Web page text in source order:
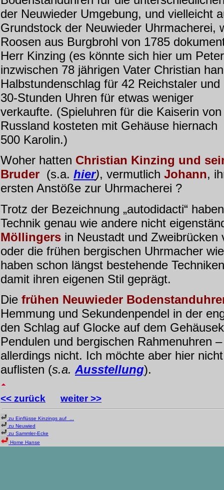
der Neuwieder Umgebung, und vielleicht
Grundstock der Neuwieder Uhrmacherei,
Roosen aus Burgbrohl von 1785
Herr Kinzing (es könnte sich hier um
inzwischen 78 jährigen Vater Christian
Halbstundenschlag für 42 Reichstaler und
30-Stunden Uhren für etwas weniger
verkaufte. (Spieluhren für die Kaiserin von
Russland kosteten mit Gehäuse hiernach
500 Karolin.)
Woher hatten Christian Kinzing und
Bruder (s.a. hier), vermutlich Johann,
ersten Anstöße zur Uhrmacherei ?
Trotz der Bezeichnung „autodidacti“
Technik genau wie andere nicht
Möllingers in Neustadt und
oder die frühen bergischen Uhrmacher
haben schon längst bestehende
damit ihren eigenen Stil geprägt.
Die frühen Neuwieder
Hemmung und Sekundenpendel in der
den Schlag auf Glocke auf dem
Pendulen und bergischen Rahmenuhren
allerdings nicht. Ich möchte aber hier
auflisten (s.a. Ausstellung).
<< zurück weiter >>
zu Einflüsse Kinzings auf ...
zu Neuwied
zu Sammler-Ecke
Home Hanse